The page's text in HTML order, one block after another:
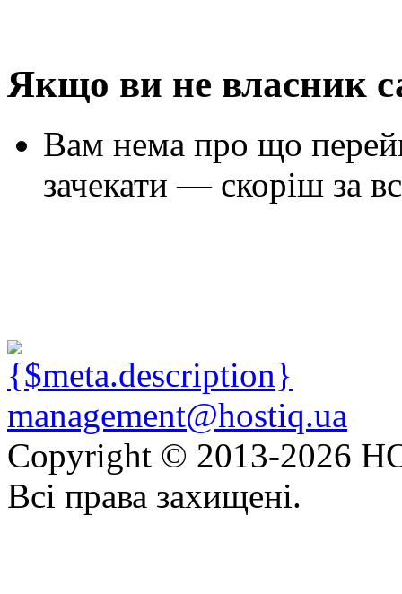
Якщо ви не власник
Вам нема про що
зачекати — скоріш за
management@hostiq.ua
Copyright © 2013-2026
Всі права захищені.